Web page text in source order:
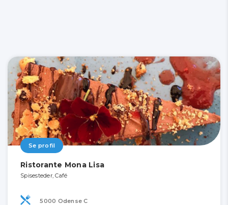
Se profil
Ristorante Mona Lisa
Spisesteder, Café
5000 Odense C